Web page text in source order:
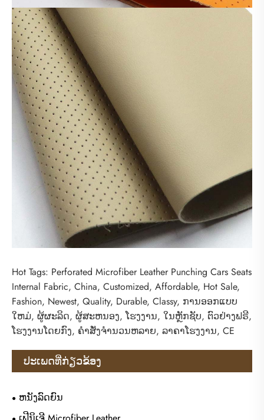
Hot Tags: Perforated Microfiber Leather Punching Cars Seats
Internal Fabric, China, Customized, Affordable, Hot Sale,
Fashion, Newest, Quality, Durable, Classy, ​​ການອອກແບບ
ໃຫມ່, ຜູ້ຜະລິດ, ຜູ້ສະຫນອງ, ໂຮງງານ, ໃນຫຼັກຊັບ, ຕົວຢ່າງຟຣີ,
ໂຮງງານໂດຍກົງ, ຄໍາສັ່ງຈໍານວນຫລາຍ, ລາຄາໂຮງງານ, CE
ປະເພດທີ່ກ່ຽວຂ້ອງ
ຫນັງລົດຍົນ